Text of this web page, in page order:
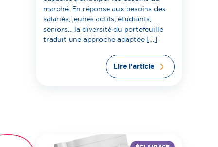
marché. En réponse aux besoins des
salariés, jeunes actifs, étudiants,
seniors… la diversité du portefeuille
traduit une approche adaptée […]
Lire l'article